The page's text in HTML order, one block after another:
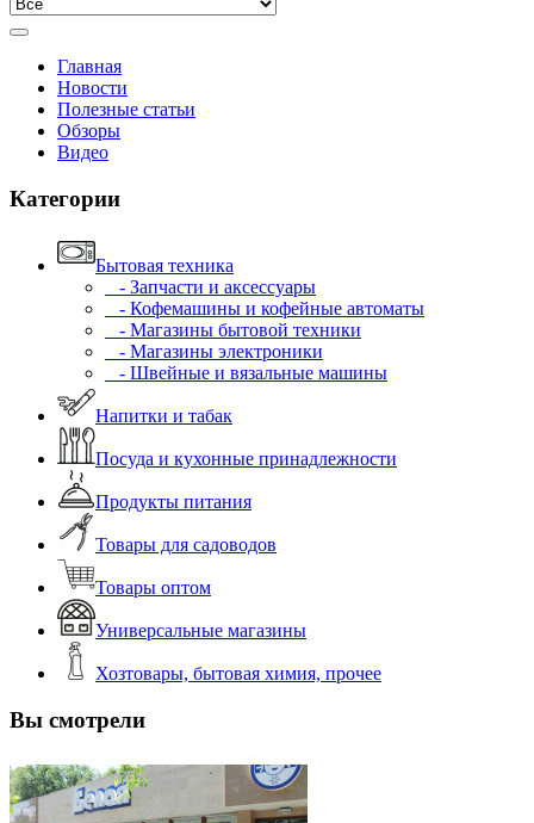
Главная
Новости
Полезные статьи
Обзоры
Видео
Категории
Бытовая техника
- Запчасти и аксессуары
- Кофемашины и кофейные автоматы
- Магазины бытовой техники
- Магазины электроники
- Швейные и вязальные машины
Напитки и табак
Посуда и кухонные принадлежности
Продукты питания
Товары для садоводов
Товары оптом
Универсальные магазины
Хозтовары, бытовая химия, прочее
Вы смотрели